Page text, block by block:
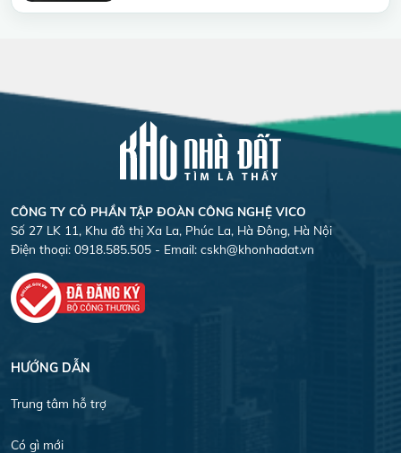
CÔNG TY CỎ PHẦN TẬP ĐOÀN CÔNG NGHỆ VICO
Số 27 LK 11, Khu đô thị Xa La, Phúc La, Hà Đông, Hà Nội
Điện thoại: 0918.585.505 - Email: cskh@khonhadat.vn
HƯỚNG DẪN
Trung tâm hỗ trợ
Có gì mới